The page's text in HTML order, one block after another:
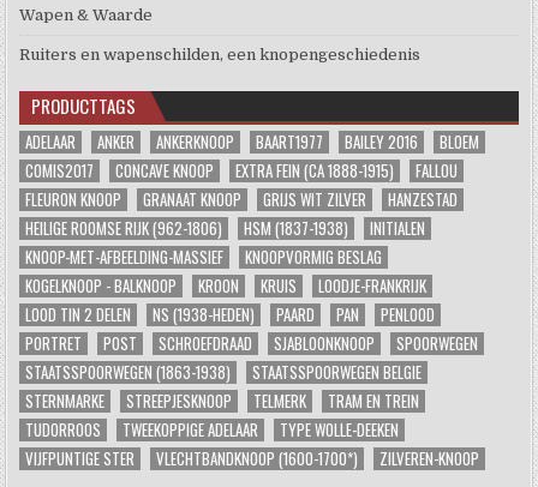
Wapen & Waarde
Ruiters en wapenschilden, een knopengeschiedenis
PRODUCTTAGS
ADELAAR ANKER ANKERKNOOP BAART1977 BAILEY 2016
BLOEM
COMIS2017
CONCAVE KNOOP EXTRA FEIN (CA 1888-1915)
FALLOU
FLEURON KNOOP
GRANAAT KNOOP GRIJS WIT ZILVER
HANZESTAD
HEILIGE ROOMSE RIJK (962-1806)
HSM (1837-1938)
INITIALEN
KNOOP-MET-AFBEELDING-MASSIEF
KNOOPVORMIG BESLAG
KOGELKNOOP - BALKNOOP
KROON KRUIS
LOODJE-FRANKRIJK
LOOD TIN 2 DELEN
NS (1938-HEDEN) PAARD PAN
PENLOOD
PORTRET
POST SCHROEFDRAAD SJABLOONKNOOP
SPOORWEGEN
STAATSSPOORWEGEN (1863-1938)
STAATSSPOORWEGEN BELGIE
STERNMARKE
STREEPJESKNOOP TELMERK
TRAM EN TREIN
TUDORROOS
TWEEKOPPIGE ADELAAR
TYPE WOLLE-DEEKEN
VIJFPUNTIGE STER
VLECHTBANDKNOOP (1600-1700*) ZILVEREN-KNOOP